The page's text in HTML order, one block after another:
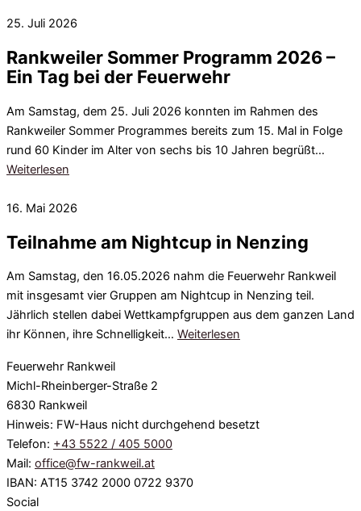
25. Juli 2026
Rankweiler Sommer Programm 2026 –
Ein Tag bei der Feuerwehr
Am Samstag, dem 25. Juli 2026 konnten im Rahmen des
Rankweiler Sommer Programmes bereits zum 15. Mal in Folge
rund 60 Kinder im Alter von sechs bis 10 Jahren begrüßt…
Weiterlesen
16. Mai 2026
Teilnahme am Nightcup in Nenzing
Am Samstag, den 16.05.2026 nahm die Feuerwehr Rankweil
mit insgesamt vier Gruppen am Nightcup in Nenzing teil.
Jährlich stellen dabei Wettkampfgruppen aus dem ganzen Land
ihr Können, ihre Schnelligkeit… Weiterlesen
Feuerwehr Rankweil
Michl-Rheinberger-Straße 2
6830 Rankweil
Hinweis: FW-Haus nicht durchgehend besetzt
Telefon: +43 5522 / 405 5000
Mail: office@fw-rankweil.at
IBAN: AT15 3742 2000 0722 9370
Social